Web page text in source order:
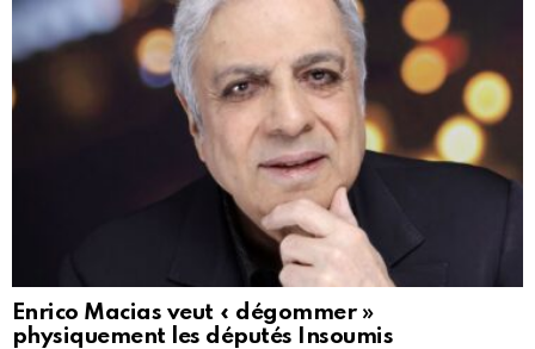
Enrico Macias veut « dégommer »
physiquement les députés Insoumis